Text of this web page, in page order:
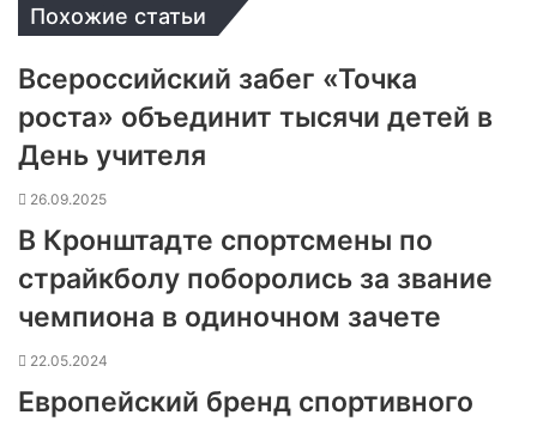
Похожие статьи
Всероссийский забег «Точка
роста» объединит тысячи детей в
День учителя
26.09.2025
В Кронштадте спортсмены по
страйкболу поборолись за звание
чемпиона в одиночном зачете
22.05.2024
Европейский бренд спортивного